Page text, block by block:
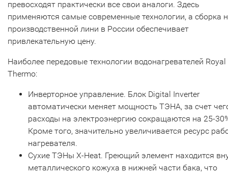
превосходят практически все свои аналоги. Здесь
применяются самые современные технологии, а сборка
производственной лини в России обеспечивает
привлекательную цену.
Наиболее передовые технологии водонагревателей Royal
Thermo:
Инверторное управление. Блок Digital Inverter
автоматически меняет мощность ТЭНА, за счет
расходы на электроэнергию сокращаются на 25-
Кроме того, значительно увеличивается ресурс
нагревателя.
Сухие ТЭНы X-Heat. Греющий элемент находится
металлического кожуха в нижней части бака, что